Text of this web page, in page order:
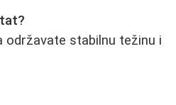
održavate stabilnu težinu i